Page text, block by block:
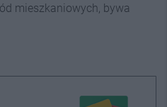
mieszkaniowych, bywa